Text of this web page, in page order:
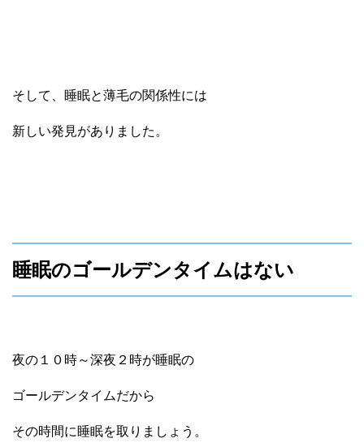
そして、睡眠と薄毛の関係性には
新しい発見がありました。
睡眠のゴールデンタイムはない
夜の１０時～深夜２時が睡眠の
ゴールデンタイムだから
その時間に睡眠を取りましょう。